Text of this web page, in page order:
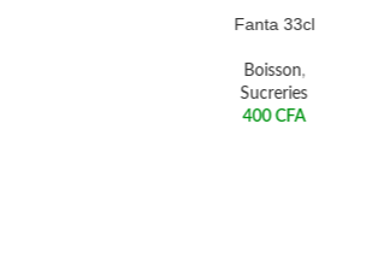
Fanta 33cl
Boisson,
Sucreries
400CFA